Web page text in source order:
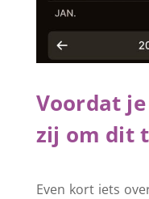
Voordat
zij om dit
Even kort iets